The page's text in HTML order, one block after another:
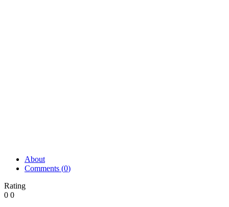
About
Comments (0)
Rating
0 0